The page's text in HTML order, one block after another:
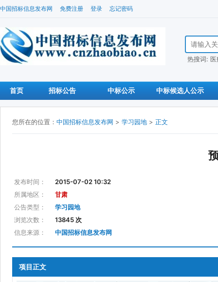
中国招标信息发布网 免费注册 登录 忘记密码
搜索招标信
热搜词:
首页 招标公告 中标公示 中标候选人公示
您所在的位置： 中国招标信息发布网 > 学习园地 > 正文
发布时间：
2015-07-02 10:32
所属地区：
甘肃
公告类型：
学习园地
浏览次数：
13845 次
信息来源：
中国招标信息发布网
项目正文